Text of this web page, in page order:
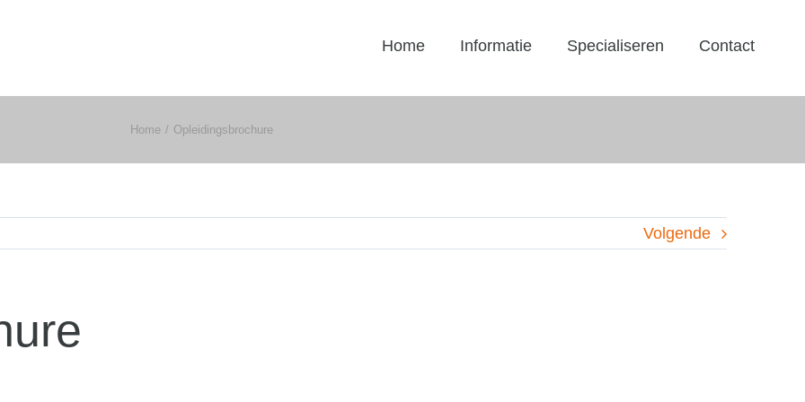
Home Informatie Specialiseren Contact
Home Opleidingsbrochure
Volgende